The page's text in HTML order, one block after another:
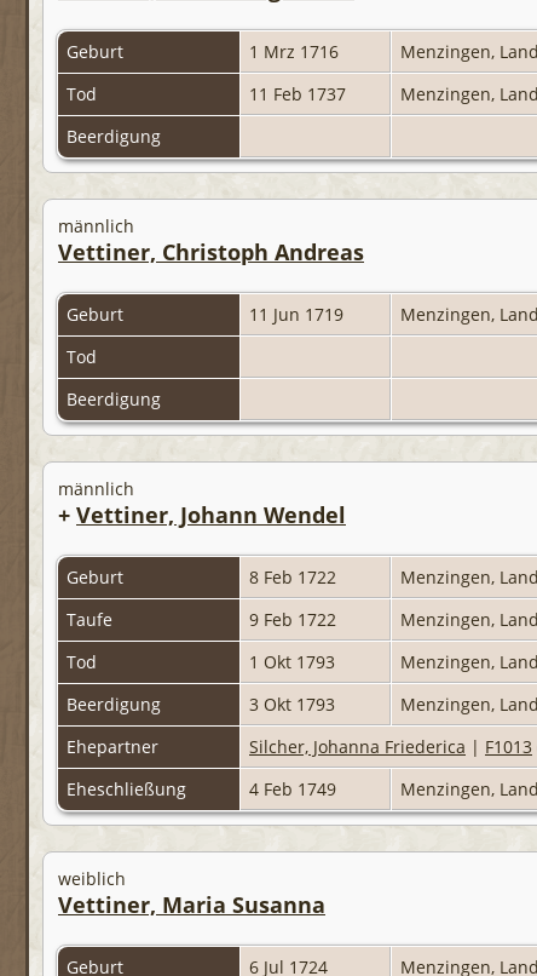
Geburt 1 Mrz 1716
Menzingen,
Tod
11 Feb 1737
Menzingen,
Beerdigung
männlich
Vettiner, Christoph Andreas
Geburt 11 Jun 1719
Menzingen,
Tod
Beerdigung
männlich
+ Vettiner, Johann Wendel
Geburt 8 Feb 1722
Menzingen,
Taufe
9 Feb 1722
Menzingen,
Tod
1 Okt 1793
Menzingen,
Beerdigung
3 Okt 1793
Menzingen,
Ehepartner
Silcher, Johanna Friederica | F1013
Eheschließung
4 Feb 1749 Menzingen,
weiblich
Vettiner, Maria Susanna
Geburt 6 Jul 1724
Menzingen,